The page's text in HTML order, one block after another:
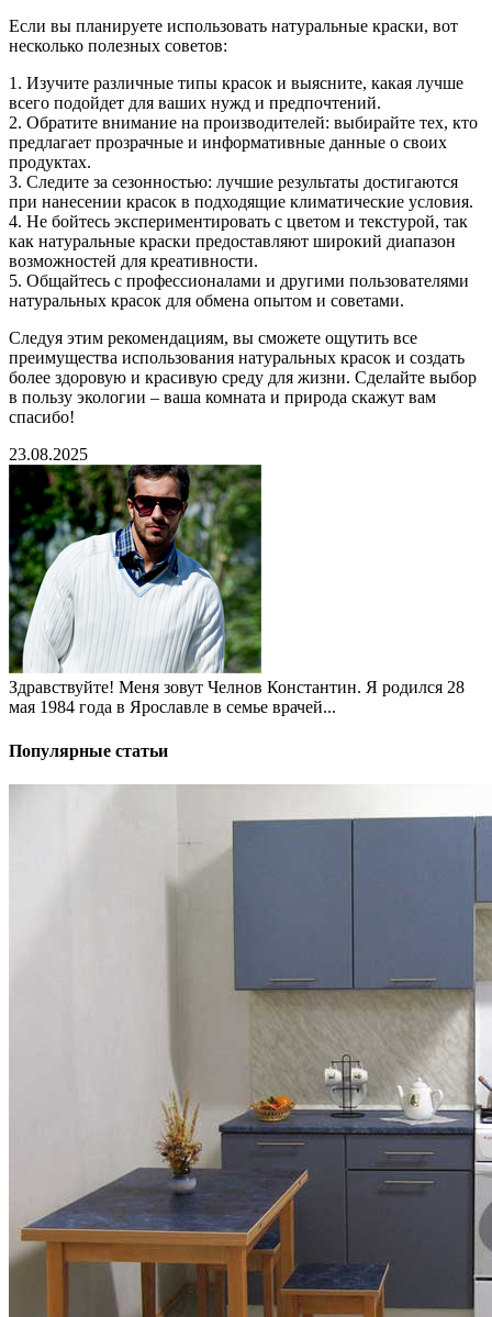
Если вы планируете использовать натуральные краски, вот
несколько полезных советов:
1. Изучите различные типы красок и выясните, какая лучше
всего подойдет для ваших нужд и предпочтений.
2. Обратите внимание на производителей: выбирайте тех, кто
предлагает прозрачные и информативные данные о своих
продуктах.
3. Следите за сезонностью: лучшие результаты достигаются
при нанесении красок в подходящие климатические условия.
4. Не бойтесь экспериментировать с цветом и текстурой, так
как натуральные краски предоставляют широкий диапазон
возможностей для креативности.
5. Общайтесь с профессионалами и другими пользователями
натуральных красок для обмена опытом и советами.
Следуя этим рекомендациям, вы сможете ощутить все
преимущества использования натуральных красок и создать
более здоровую и красивую среду для жизни. Сделайте выбор
в пользу экологии – ваша комната и природа скажут вам
спасибо!
23.08.2025
Здравствуйте! Меня зовут Челнов Константин. Я родился 28
мая 1984 года в Ярославле в семье врачей...
Популярные статьи